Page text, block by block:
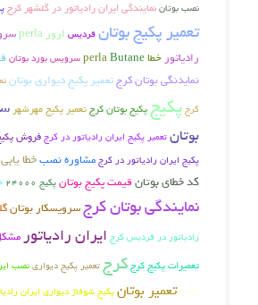
نمایندگی ایران رادیاتور در گلشهر کرج پکیج شوفاژ دیواری
پکیج بوتانفردیسارور perla
سرویس پکیج ایران
Butane سرویس بورد بوتانقیمت بوتان
تعمیر پکیج دیواری بوتان نمایندگی ایران رادیاتور
پکیج بوتان کرجتعمیر پکیج مهرشهرسرویس پکیج
تعمیر پکیج ایران رادیاتور در کرج فروش پکیج در کرجسرویس
رادیاتور در کرج مشاوره نصبخطا یابیتعمیر ایران رادیاتور
قیمت پکیج بوتان پکیج 24000 خرید رادیاتور کرج
بوتان کرجسرویسکار بوتان گلشهرنمایندگی ایران
در فردیس کرجایران رادیاتور مشکل بوتانعیب یابی
کرجتعمیر پکیج دیواری نصب ایران رادیاتور قطعات
پکیج شوفاژ دیواری ایران رادیاتور پکیج دیواری